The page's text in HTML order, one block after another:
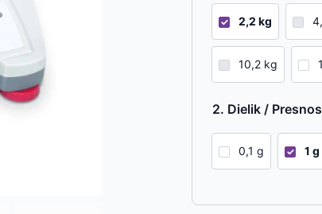
2,2 kg
10,2 kg
Dielik /
0,1 g 1 g